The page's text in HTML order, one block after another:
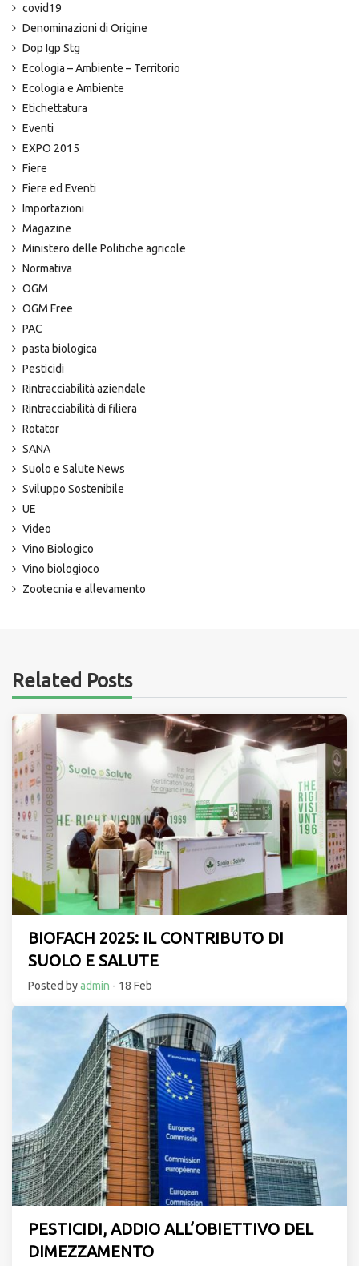
covid19
Denominazioni di Origine
Dop Igp Stg
Ecologia – Ambiente – Territorio
Ecologia e Ambiente
Etichettatura
Eventi
EXPO 2015
Fiere
Fiere ed Eventi
Importazioni
Magazine
Ministero delle Politiche agricole
Normativa
OGM
OGM Free
PAC
pasta biologica
Pesticidi
Rintracciabilità aziendale
Rintracciabilità di filiera
Rotator
SANA
Suolo e Salute News
Sviluppo Sostenibile
UE
Video
Vino Biologico
Vino biologioco
Zootecnia e allevamento
Related Posts
BIOFACH 2025: IL CONTRIBUTO DI
SUOLO E SALUTE
Posted byadmin - 18 Feb
PESTICIDI, ADDIO ALL’OBIETTIVO DEL
DIMEZZAMENTO